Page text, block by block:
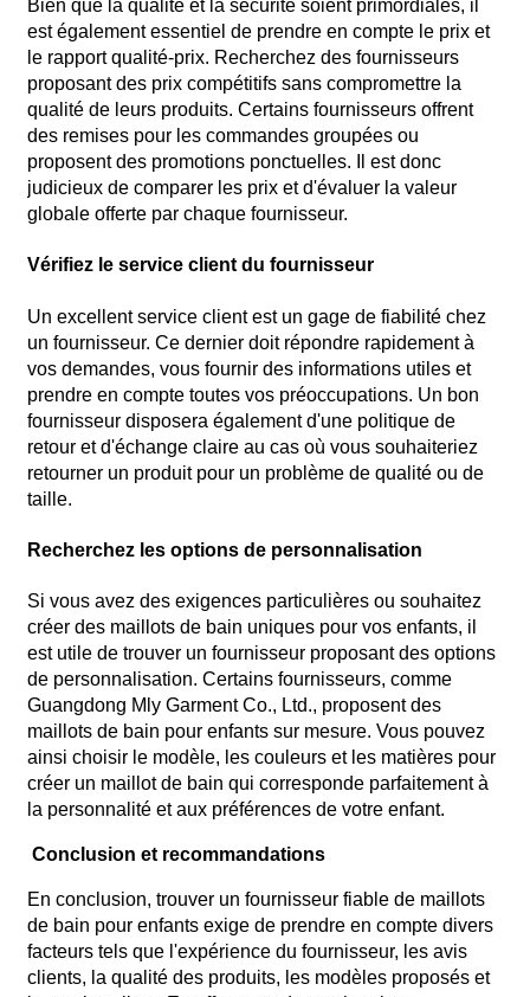
Bien que la qualité et la sécurité soient primordiales, il
est également essentiel de prendre en compte le prix et
le rapport qualité-prix. Recherchez des fournisseurs
proposant des prix compétitifs sans compromettre la
qualité de leurs produits. Certains fournisseurs offrent
des remises pour les commandes groupées ou
proposent des promotions ponctuelles. Il est donc
judicieux de comparer les prix et d'évaluer la valeur
globale offerte par chaque fournisseur.
Vérifiez le service client du fournisseur
Un excellent service client est un gage de fiabilité chez
un fournisseur. Ce dernier doit répondre rapidement à
vos demandes, vous fournir des informations utiles et
prendre en compte toutes vos préoccupations. Un bon
fournisseur disposera également d'une politique de
retour et d'échange claire au cas où vous souhaiteriez
retourner un produit pour un problème de qualité ou de
taille.
Recherchez les options de personnalisation
Si vous avez des exigences particulières ou souhaitez
créer des maillots de bain uniques pour vos enfants, il
est utile de trouver un fournisseur proposant des options
de personnalisation. Certains fournisseurs, comme
Guangdong Mly Garment Co., Ltd., proposent des
maillots de bain pour enfants sur mesure. Vous pouvez
ainsi choisir le modèle, les couleurs et les matières pour
créer un maillot de bain qui corresponde parfaitement à
la personnalité et aux préférences de votre enfant.
Conclusion et recommandations
En conclusion, trouver un fournisseur fiable de maillots
de bain pour enfants exige de prendre en compte divers
facteurs tels que l'expérience du fournisseur, les avis
clients, la qualité des produits, les modèles proposés et